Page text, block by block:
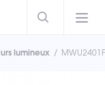
lumineux